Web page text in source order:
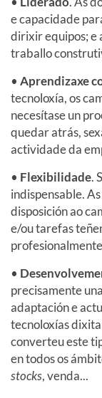
e capacidade
dirixir equipos; e
traballo
• Aprendizaxe
tecnoloxía, os
necesítase un
quedar atrás,
actividade da
• Flexibilidade.
indispensable.
disposición ao
e/ou tarefas
•
precisamente
adaptación e
tecnoloxías
converteu este
en todos os
stocks, venda...